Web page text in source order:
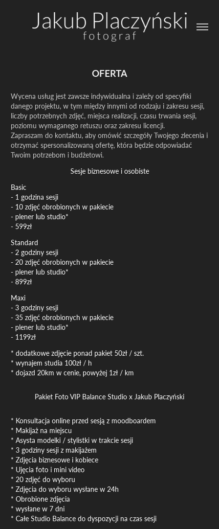
OFERTA
Wycena usług jest zawsze indywidualna i zależy od specyfiki
danego projektu, w tym między innymi od rodzaju i zakresu sesji,
liczby potrzebnych zdjęć, miejsca realizacji, czasu trwania sesji,
poziomu wymaganego retuszu oraz zakresu licencji.
Zapraszam do kontaktu, aby omówić szczegóły Twojego zlecenia i
otrzymać spersonalizowaną ofertę, która będzie odpowiadać
Twoim potrzebom i budżetowi.
Sesje biznesowe i osobiste
Basic
- 1 godzina sesji
- 10 zdjęć obrobionych w pakiecie
- plener lub studio*
- 599zł
Standard
- 2 godziny sesji
- 20 zdjęć obrobionych w pakiecie
- plener lub studio*
- 899zł
Maxi
- 3 godziny sesji
- 35 zdjęć obrobionych w pakiecie
- plener lub studio*
- 1199zł
* dodatkowe zdjęcie ponad pakiet 50zł / szt.
* wynajem studia 100zł / h
* dojazd 20km w cenie, powyżej 1zł / km
Pakiet Foto VIP Balance Studio x Jakub Placzyński
* Konsultacja online przed sesją z moodboardem
* Makijaż na miejscu
* Asysta modelki / stylistki w trakcie sesji
* 3 godziny sesji z makijażem
* Zdjęcia biznesowe i kobiece
* Ujęcia foto i mini video
* 20 zdjęć do wyboru
* Zdjęcia do wyboru wysłane w 24h
* Obrobione zdjęcia
* wysłane w 7 dni
* Całe Studio Balance do dyspozycji na czas sesji